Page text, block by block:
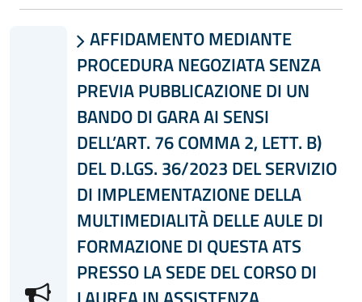
 AFFIDAMENTO MEDIANTE
PROCEDURA NEGOZIATA SENZA
PREVIA PUBBLICAZIONE DI UN
BANDO DI GARA AI SENSI
DELL’ART. 76 COMMA 2, LETT. B)
DEL D.LGS. 36/2023 DEL SERVIZIO
DI IMPLEMENTAZIONE DELLA
MULTIMEDIALITÀ DELLE AULE DI
FORMAZIONE DI QUESTA ATS
PRESSO LA SEDE DEL CORSO DI